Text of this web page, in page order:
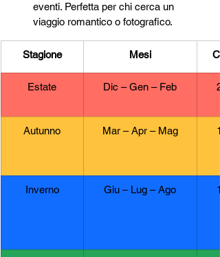
eventi. Perfetta per chi cerca un
viaggio romantico o fotografico.
Stagione Mesi
Estate Dic – Gen – Feb
Autunno Mar – Apr – Mag
Inverno Giu – Lug – Ago